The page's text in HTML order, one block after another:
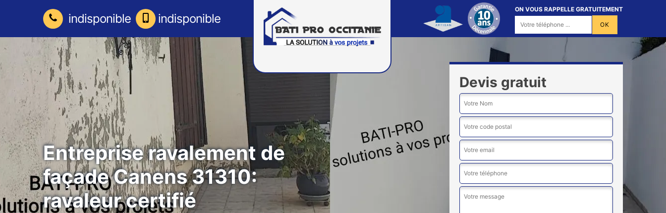
indisponible indisponible
ON VOUS RAPPELLE GRATUITEMENT
Entreprise ravalement de
façade Canens 31310:
ravaleur certifié
Devis gratuit